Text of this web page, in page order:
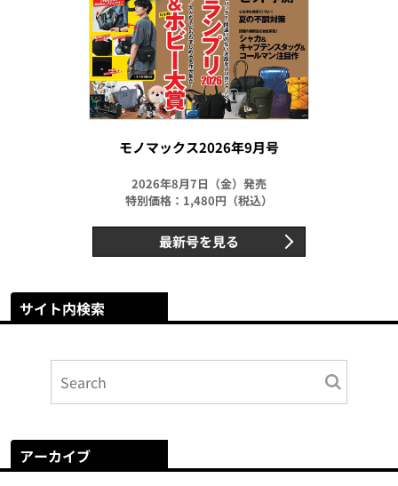
モノマックス2026年9月号
2026年8月7日（金）発売
特別価格：1,480円（税込）
最新号を見る
サイト内検索
アーカイブ